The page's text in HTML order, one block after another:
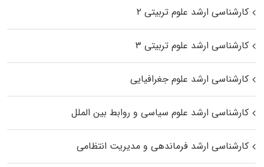
کارشناسی ارشد علوم تربیتی ۲
کارشناسی ارشد علوم تربیتی ۳
کارشناسی ارشد علوم جغرافیایی
کارشناسی ارشد علوم سیاسی و روابط بین الملل
کارشناسی ارشد فرماندهی و مدیریت انتظامی